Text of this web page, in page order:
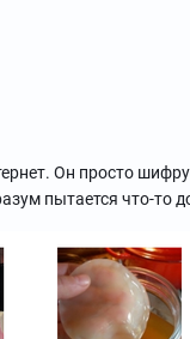
Он просто
пытается что-то